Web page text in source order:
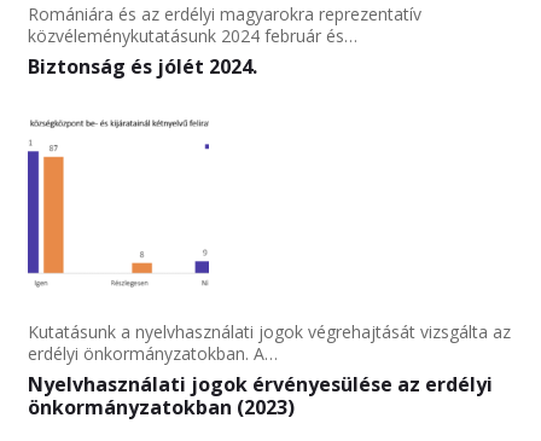
Biztonság és jólét 2024.
Romániára és az erdélyi magyarokra reprezentatív
közvéleménykutatásunk 2024 február és…
Nyelvhasználati jogok érvényesülése az erdélyi
önkormányzatokban (2023)
Kutatásunk a nyelvhasználati jogok végrehajtását vizsgálta az
erdélyi önkormányzatokban. A…